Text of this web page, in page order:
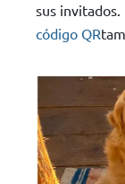
sus invitados.
código QR